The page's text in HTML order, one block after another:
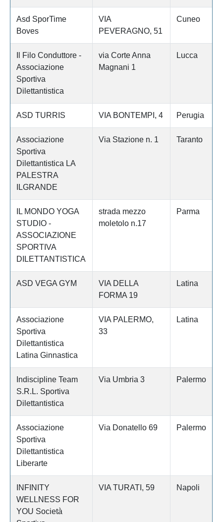
Asd SporTime
Boves
VIA
PEVERAGNO, 51
Cuneo
Il Filo Conduttore -
Associazione
Sportiva
Dilettantistica
via Corte Anna
Magnani 1
Lucca
ASD TURRIS VIA BONTEMPI, 4 Perugia
Associazione
Sportiva
Dilettantistica LA
PALESTRA
ILGRANDE
Via Stazione n. 1 Taranto
IL MONDO YOGA
STUDIO -
ASSOCIAZIONE
SPORTIVA
DILETTANTISTICA
strada mezzo
moletolo n.17
Parma
ASD VEGA GYM
VIA DELLA
FORMA 19
Latina
Associazione
Sportiva
Dilettantistica
Latina Ginnastica
VIA PALERMO,
33
Latina
Indiscipline Team
S.R.L. Sportiva
Dilettantistica
Via Umbria 3 Palermo
Associazione
Sportiva
Dilettantistica
Liberarte
Via Donatello 69 Palermo
INFINITY
WELLNESS FOR
YOU Società
VIA TURATI, 59 Napoli